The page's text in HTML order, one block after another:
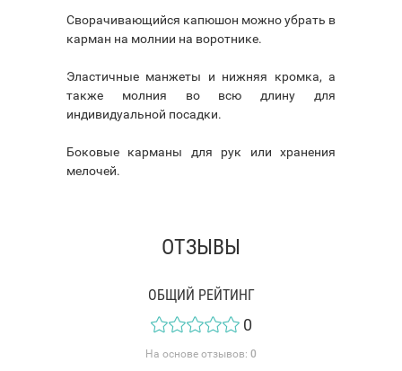
Сворачивающийся капюшон можно убрать в
карман на молнии на воротнике.
Эластичные манжеты и нижняя кромка, а
также молния во всю длину для
индивидуальной посадки.
Боковые карманы для рук или хранения
мелочей.
ОТЗЫВЫ
ОБЩИЙ РЕЙТИНГ
0
На основе отзывов: 0